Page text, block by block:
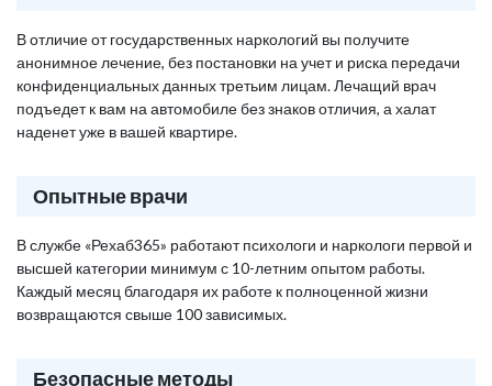
В отличие от государственных наркологий вы получите
анонимное лечение, без постановки на учет и риска передачи
конфиденциальных данных третьим лицам. Лечащий врач
подъедет к вам на автомобиле без знаков отличия, а халат
наденет уже в вашей квартире.
Опытные врачи
В службе «Рехаб365» работают психологи и наркологи первой и
высшей категории минимум с 10-летним опытом работы.
Каждый месяц благодаря их работе к полноценной жизни
возвращаются свыше 100 зависимых.
Безопасные методы